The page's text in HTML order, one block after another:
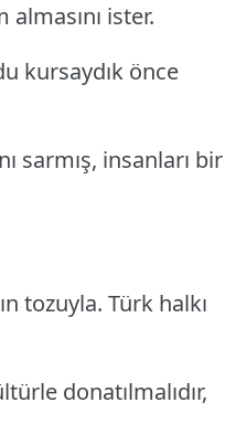
ister.
kursaydık önce
sarmış, insanları bir
tozuyla. Türk halkı
donatılmalıdır,